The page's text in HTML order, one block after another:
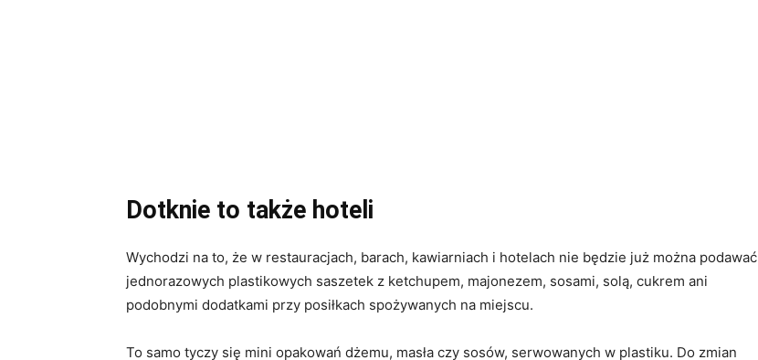
Dotknie to także hoteli
Wychodzi na to, że w restauracjach, barach, kawiarniach i hotelach nie będzie już można podawać
jednorazowych plastikowych saszetek z ketchupem, majonezem, sosami, solą, cukrem ani
podobnymi dodatkami przy posiłkach spożywanych na miejscu.
To samo tyczy się mini opakowań dżemu, masła czy sosów, serwowanych w plastiku. Do zmian